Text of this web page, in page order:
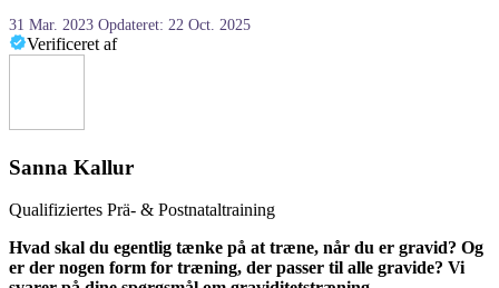
31 Mar. 2023 Opdateret: 22 Oct. 2025
Verificeret af
Sanna Kallur
Qualifiziertes Prä- & Postnataltraining
Hvad skal du egentlig tænke på at træne, når du er gravid? Og
er der nogen form for træning, der passer til alle gravide? Vi